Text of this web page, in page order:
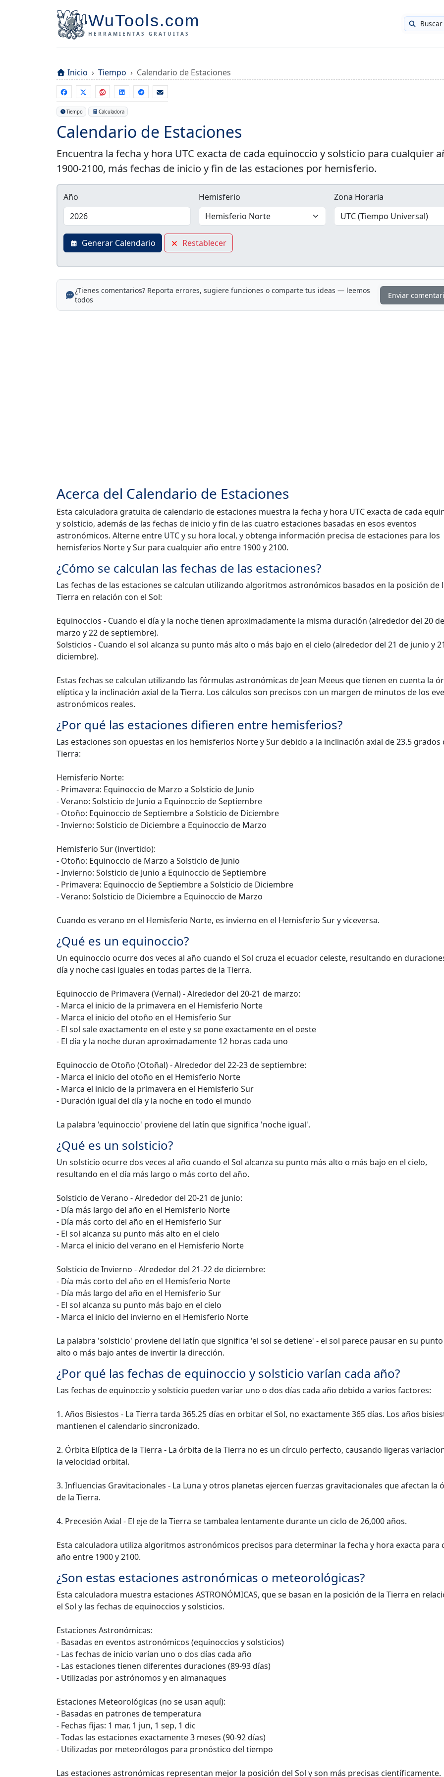
WuTools.com
HERRAMIENTAS GRATUITAS
Buscar
Inicio Tiempo Calendario de Estaciones
Tiempo Calculadora
Calendario de Estaciones
Encuentra la fecha y hora UTC exacta de cada equinoccio y solsticio para cualquier
1900-2100, más fechas de inicio y fin de las estaciones por hemisferio.
Año Hemisferio Zona Horaria
Generar Calendario Restablecer
¿Tienes comentarios? Reporta errores, sugiere funciones o comparte tus ideas — leemos
todos
Enviar
Acerca del Calendario de Estaciones
Esta calculadora gratuita de calendario de estaciones muestra la fecha y hora UTC exacta de cada
y solsticio, además de las fechas de inicio y fin de las cuatro estaciones basadas en esos eventos
astronómicos. Alterne entre UTC y su hora local, y obtenga información precisa de estaciones para los
hemisferios Norte y Sur para cualquier año entre 1900 y 2100.
¿Cómo se calculan las fechas de las estaciones?
Las fechas de las estaciones se calculan utilizando algoritmos astronómicos basados en la posición de
Tierra en relación con el Sol:
Equinoccios - Cuando el día y la noche tienen aproximadamente la misma duración (alrededor del 20 de
marzo y 22 de septiembre).
Solsticios - Cuando el sol alcanza su punto más alto o más bajo en el cielo (alrededor del 21 de junio y
diciembre).
Estas fechas se calculan utilizando las fórmulas astronómicas de Jean Meeus que tienen en cuenta la
elíptica y la inclinación axial de la Tierra. Los cálculos son precisos con un margen de minutos de los
astronómicos reales.
¿Por qué las estaciones difieren entre hemisferios?
Las estaciones son opuestas en los hemisferios Norte y Sur debido a la inclinación axial de 23.5 grados
Tierra:
Hemisferio Norte:
- Primavera: Equinoccio de Marzo a Solsticio de Junio
- Verano: Solsticio de Junio a Equinoccio de Septiembre
- Otoño: Equinoccio de Septiembre a Solsticio de Diciembre
- Invierno: Solsticio de Diciembre a Equinoccio de Marzo
Hemisferio Sur (invertido):
- Otoño: Equinoccio de Marzo a Solsticio de Junio
- Invierno: Solsticio de Junio a Equinoccio de Septiembre
- Primavera: Equinoccio de Septiembre a Solsticio de Diciembre
- Verano: Solsticio de Diciembre a Equinoccio de Marzo
Cuando es verano en el Hemisferio Norte, es invierno en el Hemisferio Sur y viceversa.
¿Qué es un equinoccio?
Un equinoccio ocurre dos veces al año cuando el Sol cruza el ecuador celeste, resultando en
día y noche casi iguales en todas partes de la Tierra.
Equinoccio de Primavera (Vernal) - Alrededor del 20-21 de marzo:
- Marca el inicio de la primavera en el Hemisferio Norte
- Marca el inicio del otoño en el Hemisferio Sur
- El sol sale exactamente en el este y se pone exactamente en el oeste
- El día y la noche duran aproximadamente 12 horas cada uno
Equinoccio de Otoño (Otoñal) - Alrededor del 22-23 de septiembre:
- Marca el inicio del otoño en el Hemisferio Norte
- Marca el inicio de la primavera en el Hemisferio Sur
- Duración igual del día y la noche en todo el mundo
La palabra 'equinoccio' proviene del latín que significa 'noche igual'.
¿Qué es un solsticio?
Un solsticio ocurre dos veces al año cuando el Sol alcanza su punto más alto o más bajo en el cielo,
resultando en el día más largo o más corto del año.
Solsticio de Verano - Alrededor del 20-21 de junio:
- Día más largo del año en el Hemisferio Norte
- Día más corto del año en el Hemisferio Sur
- El sol alcanza su punto más alto en el cielo
- Marca el inicio del verano en el Hemisferio Norte
Solsticio de Invierno - Alrededor del 21-22 de diciembre:
- Día más corto del año en el Hemisferio Norte
- Día más largo del año en el Hemisferio Sur
- El sol alcanza su punto más bajo en el cielo
- Marca el inicio del invierno en el Hemisferio Norte
La palabra 'solsticio' proviene del latín que significa 'el sol se detiene' - el sol parece pausar en su
alto o más bajo antes de invertir la dirección.
¿Por qué las fechas de equinoccio y solsticio varían cada año?
Las fechas de equinoccio y solsticio pueden variar uno o dos días cada año debido a varios factores:
1. Años Bisiestos - La Tierra tarda 365.25 días en orbitar el Sol, no exactamente 365 días. Los años
mantienen el calendario sincronizado.
2. Órbita Elíptica de la Tierra - La órbita de la Tierra no es un círculo perfecto, causando ligeras
la velocidad orbital.
3. Influencias Gravitacionales - La Luna y otros planetas ejercen fuerzas gravitacionales que afectan la
de la Tierra.
4. Precesión Axial - El eje de la Tierra se tambalea lentamente durante un ciclo de 26,000 años.
Esta calculadora utiliza algoritmos astronómicos precisos para determinar la fecha y hora exacta para
año entre 1900 y 2100.
¿Son estas estaciones astronómicas o meteorológicas?
Esta calculadora muestra estaciones ASTRONÓMICAS, que se basan en la posición de la Tierra en
el Sol y las fechas de equinoccios y solsticios.
Estaciones Astronómicas:
- Basadas en eventos astronómicos (equinoccios y solsticios)
- Las fechas de inicio varían uno o dos días cada año
- Las estaciones tienen diferentes duraciones (89-93 días)
- Utilizadas por astrónomos y en almanaques
Estaciones Meteorológicas (no se usan aquí):
- Basadas en patrones de temperatura
- Fechas fijas: 1 mar, 1 jun, 1 sep, 1 dic
- Todas las estaciones exactamente 3 meses (90-92 días)
- Utilizadas por meteorólogos para pronóstico del tiempo
Las estaciones astronómicas representan mejor la posición del Sol y son más precisas científicamente.